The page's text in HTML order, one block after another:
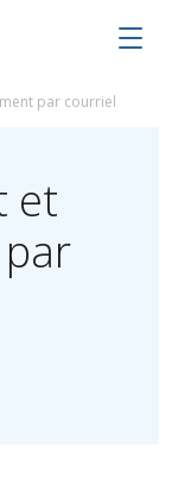
par courriel
et
par